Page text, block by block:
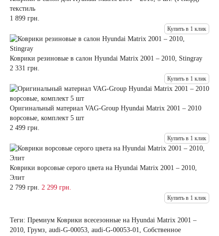
текстиль
1 899 грн.
Купить в 1 клик
Коврики резиновые в салон Hyundai Matrix 2001 – 2010, Stingray
2 331 грн.
Купить в 1 клик
Оригинальный материал VAG-Group Hyundai Matrix 2001 – 2010
ворсовые, комплект 5 шт
2 499 грн.
Купить в 1 клик
Коврики ворсовые серого цвета на Hyundai Matrix 2001 – 2010,
Элит
2 799 грн.
2 299 грн.
Купить в 1 клик
Теги: Премиум Коврики всесезонные на Hyundai Matrix 2001 –
2010 Грумз audi-G-00053 audi-G-00053-01
Собственное